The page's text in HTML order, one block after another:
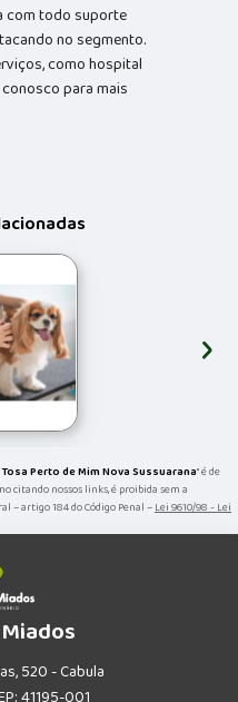
com todo suporte
no segmento.
como hospital
para mais
›
Perto de Mim Nova Sussuarana" é de
citando nossos links, é proibida sem a
– artigo 184 do Código Penal –Lei 9610/98 - Lei
520 - Cabula